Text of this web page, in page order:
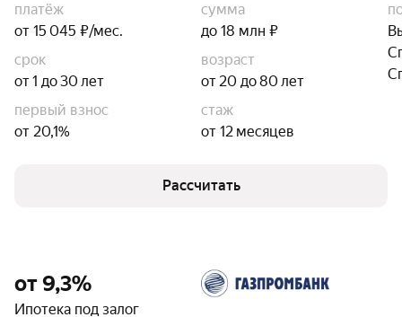
платёж
от 15 045 ₽/мес.
сумма
до 18 млн ₽
срок
от 1 до 30 лет
возраст
от 20 до 80 лет
первый взнос
от 20,1%
стаж
от 12 месяцев
Рассчитать
от 9,3%
Ипотека под залог